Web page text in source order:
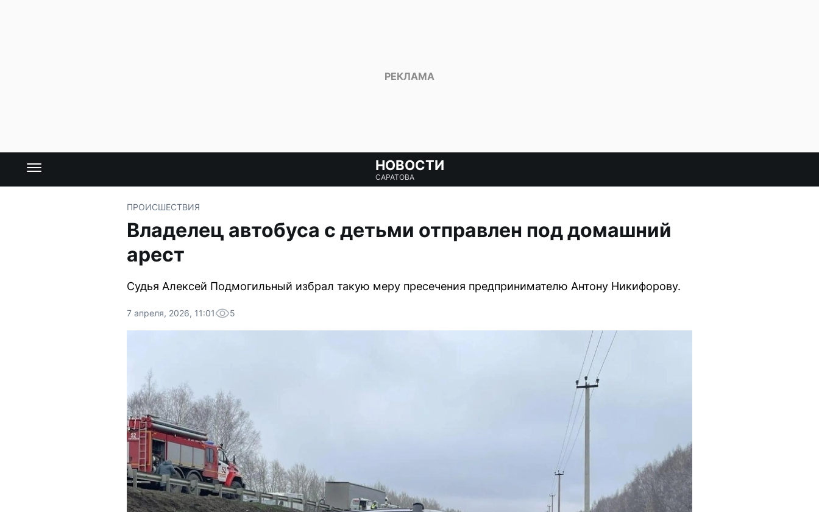
НОВОСТИ
САРАТОВА
ПРОИСШЕСТВИЯ
Владелец автобуса с детьми отправлен под домашний
арест
Судья Алексей Подмогильный избрал такую меру пресечения предпринимателю Антону Никифорову.
7 апреля, 2026, 11:01 5